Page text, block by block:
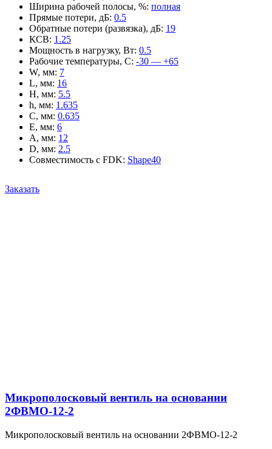
Ширина рабочей полосы, %: полная
Прямые потери, дБ: 0.5
Обратные потери (развязка), дБ: 19
КСВ: 1.25
Мощность в нагрузку, Вт: 0.5
Рабочие температуры, С: -30 — +65
W, мм: 7
L, мм: 16
H, мм: 5.5
h, мм: 1.635
C, мм: 0.635
E, мм: 6
A, мм: 12
D, мм: 2.5
Совместимость с FDK: Shape40
Заказать
Микрополосковый вентиль на основании
2ФВМO-12-2
Микрополосковый вентиль на основании 2ФВМO-12-2